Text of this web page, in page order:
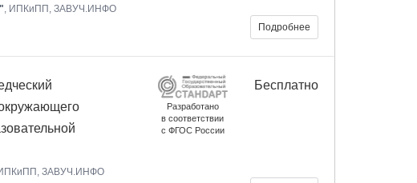
, ИПКиПП, ЗАВУЧ.ИНФО
Подробнее
ИПКиПП, ЗАВУЧ.ИНФО
Разработано
в соответствии
с ФГОС России
Бесплатно